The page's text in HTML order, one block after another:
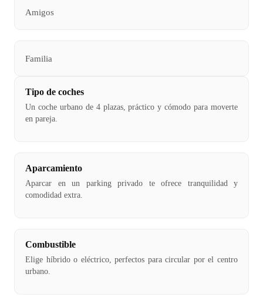
Amigos
Familia
Tipo de coches
Un coche urbano de 4 plazas, práctico y cómodo para moverte
en pareja.
Aparcamiento
Aparcar en un parking privado te ofrece tranquilidad y
comodidad extra.
Combustible
Elige híbrido o eléctrico, perfectos para circular por el centro
urbano.